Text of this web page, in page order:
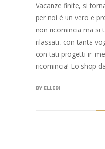
Vacanze finite, si
per noi è un vero e
non ricomincia ma si
rilassati, con tanta
con tati progetti in
ricomincia! Lo shop
BY ELLEBI